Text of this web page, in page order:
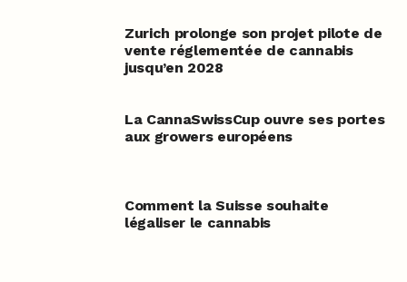
Zurich prolonge son projet pilote de
vente réglementée de cannabis
jusqu’en 2028
La CannaSwissCup ouvre ses portes
aux growers européens
Comment la Suisse souhaite
légaliser le cannabis